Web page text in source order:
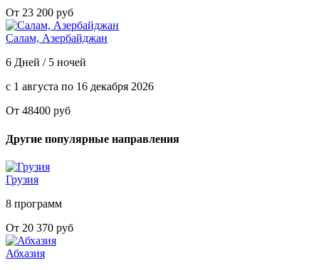
От 23 200 руб
Салам, Азербайджан
6 Дней / 5 ночей
с 1 августа по 16 декабря 2026
От 48400 руб
Другие популярные направления
Грузия
8 программ
От 20 370 руб
Абхазия